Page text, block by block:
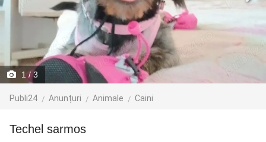
1/ 3
Publi24 Anunțuri Animale Caini
Techel sarmos